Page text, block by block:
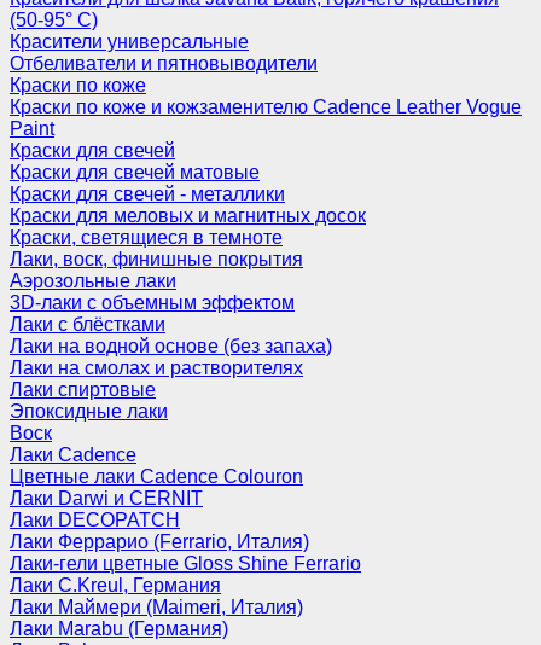
(50-95° С)
Красители универсальные
Отбеливатели и пятновыводители
Краски по коже
Краски по коже и кожзаменителю Cadence Leather Vogue
Paint
Краски для свечей
Краски для свечей матовые
Краски для свечей - металлики
Краски для меловых и магнитных досок
Краски, светящиеся в темноте
Лаки, воск, финишные покрытия
Аэрозольные лаки
3D-лаки с объемным эффектом
Лаки с блёстками
Лаки на водной основе (без запаха)
Лаки на смолах и растворителях
Лаки спиртовые
Эпоксидные лаки
Воск
Лаки Cadence
Цветные лаки Cadence Colouron
Лаки Darwi и CERNIT
Лаки DECOPATCH
Лаки Феррарио (Ferrario, Италия)
Лаки-гели цветные Gloss Shine Ferrario
Лаки C.Kreul, Германия
Лаки Маймери (Maimeri, Италия)
Лаки Marabu (Германия)